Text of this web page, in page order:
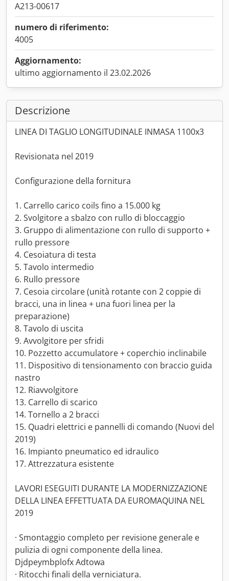
A213-00617
numero di riferimento:
4005
Aggiornamento:
ultimo aggiornamento il 23.02.2026
Descrizione
LINEA DI TAGLIO LONGITUDINALE INMASA 1100x3
Revisionata nel 2019
Configurazione della fornitura
1. Carrello carico coils fino a 15.000 kg
2. Svolgitore a sbalzo con rullo di bloccaggio
3. Gruppo di alimentazione con rullo di supporto +
rullo pressore
4. Cesoiatura di testa
5. Tavolo intermedio
6. Rullo pressore
7. Cesoia circolare (unità rotante con 2 coppie di
bracci, una in linea + una fuori linea per la
preparazione)
8. Tavolo di uscita
9. Avvolgitore per sfridi
10. Pozzetto accumulatore + coperchio inclinabile
11. Dispositivo di tensionamento con braccio guida
nastro
12. Riavvolgitore
13. Carrello di scarico
14. Tornello a 2 bracci
15. Quadri elettrici e pannelli di comando (Nuovi del
2019)
16. Impianto pneumatico ed idraulico
17. Attrezzatura esistente
LAVORI ESEGUITI DURANTE LA MODERNIZZAZIONE
DELLA LINEA EFFETTUATA DA EUROMAQUINA NEL
2019
· Smontaggio completo per revisione generale e
pulizia di ogni componente della linea.
Djdpeymbplofx Adtowa
· Ritocchi finali della verniciatura.